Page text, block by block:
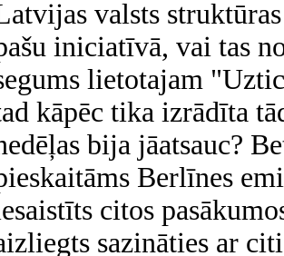
valsts
iniciatīvā, vai tas
lietotajam
kāpēc tika izrādīta
bija jāatsauc?
Berlīnes
citos
sazināties ar